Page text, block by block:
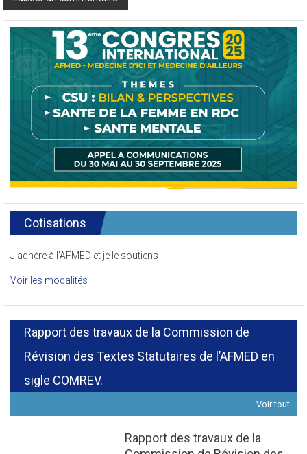
Cotisations
J’adhère à l’AFMED et je le soutiens
Voir les modalités
Rapport des travaux de la Commission de
Révision des Textes Statutaires de l’AFMED en
sigle COMREV.
Voir tout
Rapport des travaux de la